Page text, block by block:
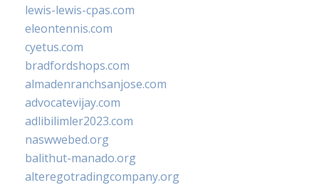
lewis-lewis-cpas.com
eleontennis.com
cyetus.com
bradfordshops.com
almadenranchsanjose.com
advocatevijay.com
adlibilimler2023.com
naswwebed.org
balithut-manado.org
alteregotradingcompany.org